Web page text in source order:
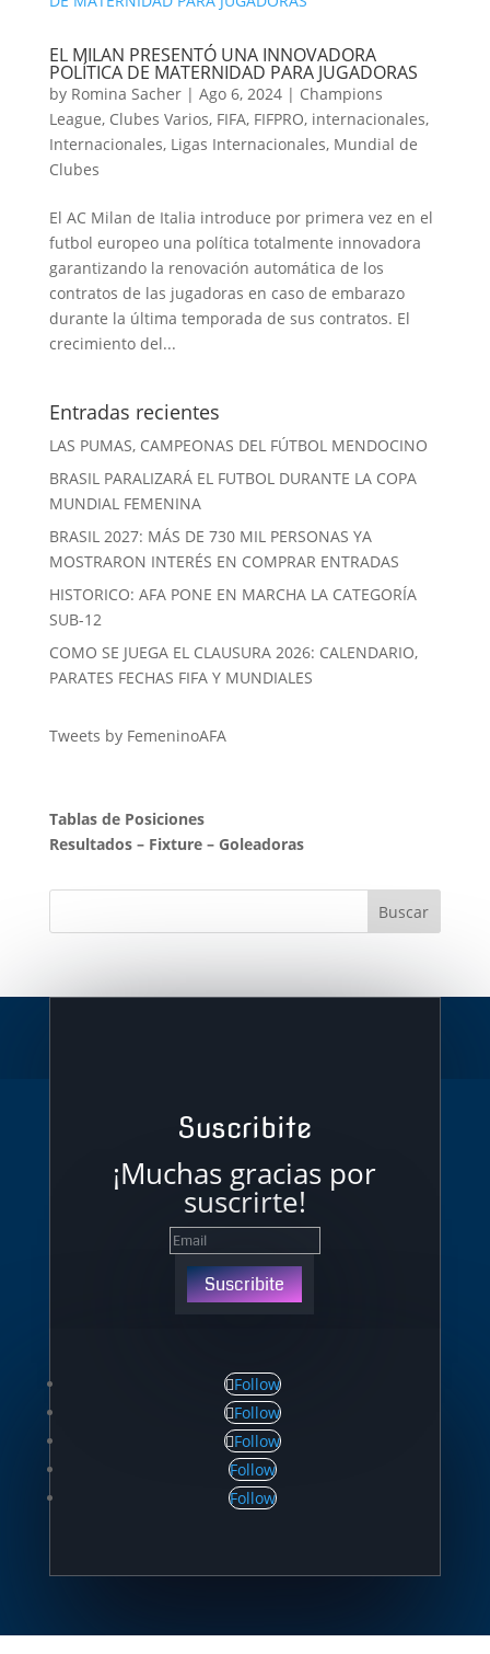
EL MILAN PRESENTÓ UNA INNOVADORA
POLÍTICA DE MATERNIDAD PARA JUGADORAS
by Romina Sacher| Ago 6, 2024| Champions
League, Clubes Varios, FIFA, FIFPRO, internacionales,
Internacionales, Ligas Internacionales, Mundial de
Clubes
El AC Milan de Italia introduce por primera vez en el
futbol europeo una política totalmente innovadora
garantizando la renovación automática de los
contratos de las jugadoras en caso de embarazo
durante la última temporada de sus contratos. El
crecimiento del...
Entradas recientes
LAS PUMAS, CAMPEONAS DEL FÚTBOL MENDOCINO
BRASIL PARALIZARÁ EL FUTBOL DURANTE LA COPA
MUNDIAL FEMENINA
BRASIL 2027: MÁS DE 730 MIL PERSONAS YA
MOSTRARON INTERÉS EN COMPRAR ENTRADAS
HISTORICO: AFA PONE EN MARCHA LA CATEGORÍA
SUB-12
COMO SE JUEGA EL CLAUSURA 2026: CALENDARIO,
PARATES FECHAS FIFA Y MUNDIALES
Tweets by FemeninoAFA
Tablas de Posiciones
Resultados– Fixture– Goleadoras
Suscribite
¡Muchas gracias por
suscrirte!
Suscribite
Follow
Follow
Follow
Follow
Follow